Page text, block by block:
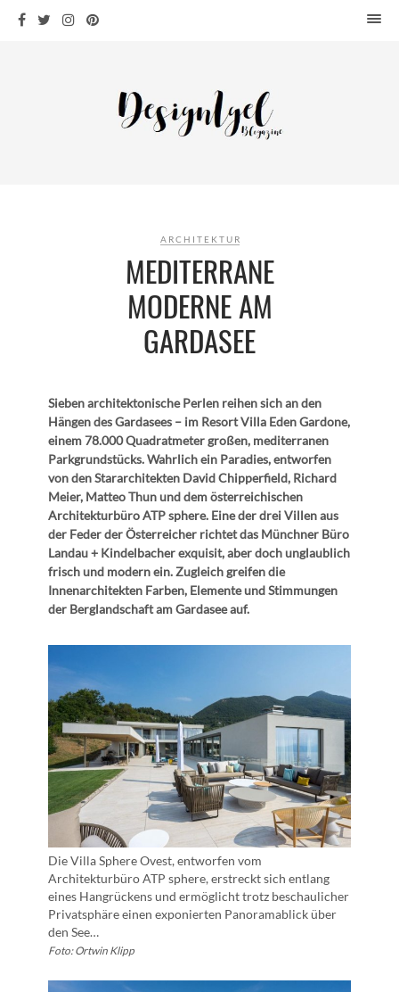
WOHNEN
KÜCHE
ARCHITEKTUR
ÜBER MICH
KONTAKT
ARCHITEKTUR
MEDITERRANE
MODERNE AM
GARDASEE
Sieben architektonische Perlen reihen sich an den
Hängen des Gardasees – im Resort Villa Eden Gardone,
einem 78.000 Quadratmeter großen, mediterranen
Parkgrundstücks. Wahrlich ein Paradies, entworfen
von den Stararchitekten David Chipperfield, Richard
Meier, Matteo Thun und dem österreichischen
Architekturbüro ATP sphere. Eine der drei Villen aus
der Feder der Österreicher richtet das Münchner Büro
Landau + Kindelbacher exquisit, aber doch unglaublich
frisch und modern ein. Zugleich greifen die
Innenarchitekten Farben, Elemente und Stimmungen
der Berglandschaft am Gardasee auf.
Die Villa Sphere Ovest, entworfen vom
Architekturbüro ATP sphere, erstreckt sich entlang
eines Hangrückens und ermöglicht trotz beschaulicher
Privatsphäre einen exponierten Panoramablick über
den See…
Foto: Ortwin Klipp